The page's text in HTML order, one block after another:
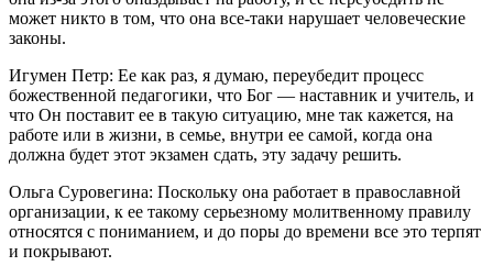
может никто в том, что она все-таки нарушает человеческие
законы.
Игумен Петр: Ее как раз, я думаю, переубедит процесс
божественной педагогики, что Бог — наставник и учитель, и
что Он поставит ее в такую ситуацию, мне так кажется, на
работе или в жизни, в семье, внутри ее самой, когда она
должна будет этот экзамен сдать, эту задачу решить.
Ольга Суровегина: Поскольку она работает в православной
организации, к ее такому серьезному молитвенному правилу
относятся с пониманием, и до поры до времени все это терпят
и покрывают.